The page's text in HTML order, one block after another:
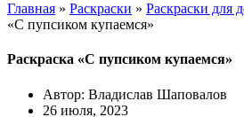
Главная » Раскраски » Раскраски для
«С пупсиком купаемся»
Раскраска «С пупсиком купаемся»
Автор: Владислав Шаповалов
26 июля, 2023